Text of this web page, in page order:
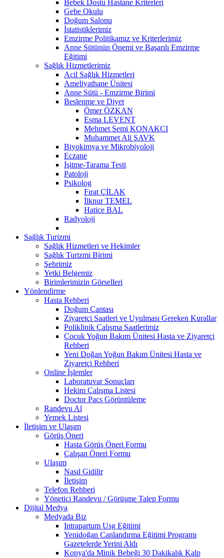
Bebek Dostu Hastane Kriterleri
Gebe Okulu
Doğum Salonu
İstatistiklerimiz
Emzirme Politikamız ve Kriterlerimiz
Anne Sütünün Önemi ve Başarılı Emzirme
Eğitimi
Sağlık Hizmetlerimiz
Acil Sağlık Hizmetleri
Ameliyathane Ünitesi
Anne Sütü - Emzirme Birimi
Beslenme ve Diyet
Ömer ÖZKAN
Esma LEVENT
Mehmet Semi KONAKCI
Muhammet Ali ŞAVK
Biyokimya ve Mikrobiyoloji
Eczane
İşitme-Tarama Testi
Patoloji
Psikolog
Fırat ÇİLAK
İlknur TEMEL
Hatice BAL
Radyoloji
Sağlık Turizmi
Sağlık Hizmetleri ve Hekimler
Sağlık Turizmi Birimi
Şehrimiz
Yetki Belgemiz
Birimlerimizin Görselleri
Yönlendirme
Hasta Rehberi
Doğum Çantası
Ziyaretçi Saatleri ve Uyulması Gereken Kurallar
Poliklinik Çalışma Saatlerimiz
Çocuk Yoğun Bakım Ünitesi Hasta ve Ziyaretçi
Rehberi
Yeni Doğan Yoğun Bakım Ünitesi Hasta ve
Ziyaretçi Rehberi
Online İşlemler
Laboratuvar Sonuçları
Hekim Çalışma Listesi
Doctor Pacs Görüntüleme
Randevu Al
Yemek Listesi
İletişim ve Ulaşım
Görüş Öneri
Hasta Görüş Öneri Formu
Çalışan Öneri Formu
Ulaşım
Nasıl Gidilir
İletişim
Telefon Rehberi
Yönetici Randevu / Görüşme Talep Formu
Dijital Medya
Medyada Biz
Intrapartum Usg Eğitimi
Yenidoğan Canlandırma Eğitimi Programı
Gazetelerde Yerini Aldı
Konya'da Minik Bebeği 30 Dakikalık Kalp